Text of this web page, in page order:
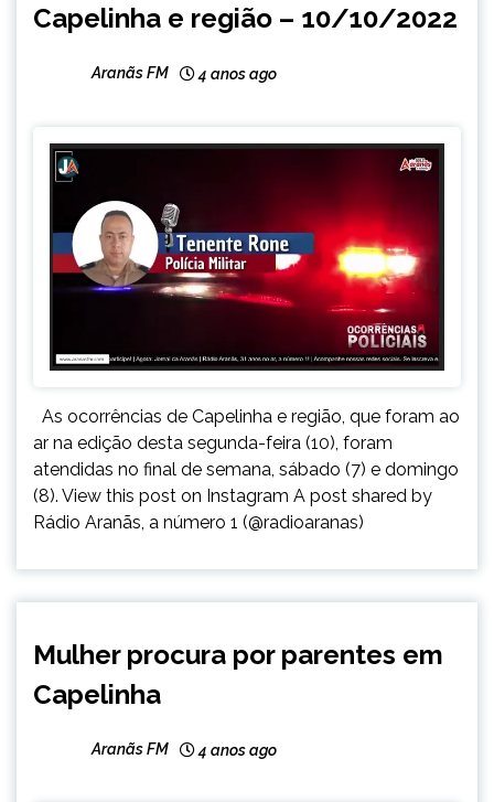
Capelinha e região – 10/10/2022
Aranãs FM 4 anos ago
As ocorrências de Capelinha e região, que foram ao
ar na edição desta segunda-feira (10), foram
atendidas no final de semana, sábado (7) e domingo
(8). View this post on Instagram A post shared by
Rádio Aranãs, a número 1 (@radioaranas)
NOTÍCIAS
Mulher procura por parentes em
Capelinha
Aranãs FM 4 anos ago